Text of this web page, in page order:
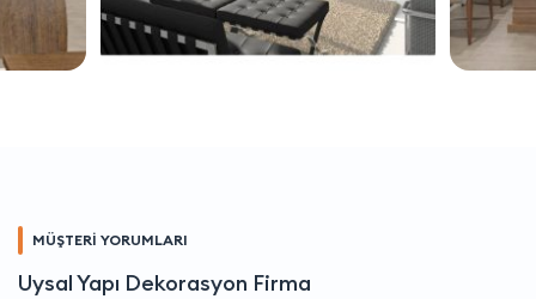
MÜŞTERİ YORUMLARI
Uysal Yapı Dekorasyon Firma